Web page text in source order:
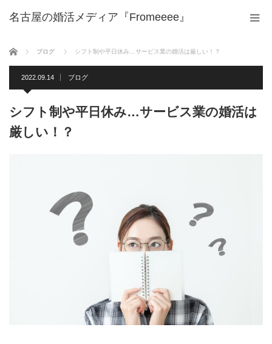
名古屋の婚活メディア『Fromeeee』
ホーム ブログ シフト制や平日休み…サービス業の婚活は厳しい！？
2022.09.14 ブログ
シフト制や平日休み…サービス業の婚活は
厳しい！？